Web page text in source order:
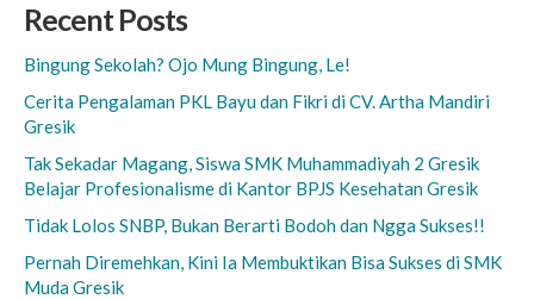
Recent Posts
Bingung Sekolah? Ojo Mung Bingung, Le!
Cerita Pengalaman PKL Bayu dan Fikri di CV. Artha Mandiri
Gresik
Tak Sekadar Magang, Siswa SMK Muhammadiyah 2 Gresik
Belajar Profesionalisme di Kantor BPJS Kesehatan Gresik
Tidak Lolos SNBP, Bukan Berarti Bodoh dan Ngga Sukses!!
Pernah Diremehkan, Kini Ia Membuktikan Bisa Sukses di SMK
Muda Gresik